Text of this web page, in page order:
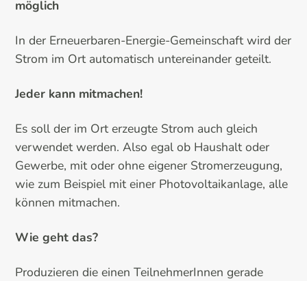
möglich
In der Erneuerbaren-Energie-Gemeinschaft wird der
Strom im Ort automatisch untereinander geteilt.
Jeder kann mitmachen!
Es soll der im Ort erzeugte Strom auch gleich
verwendet werden. Also egal ob Haushalt oder
Gewerbe, mit oder ohne eigener Stromerzeugung,
wie zum Beispiel mit einer Photovoltaikanlage, alle
können mitmachen.
Wie geht das?
Produzieren die einen TeilnehmerInnen gerade